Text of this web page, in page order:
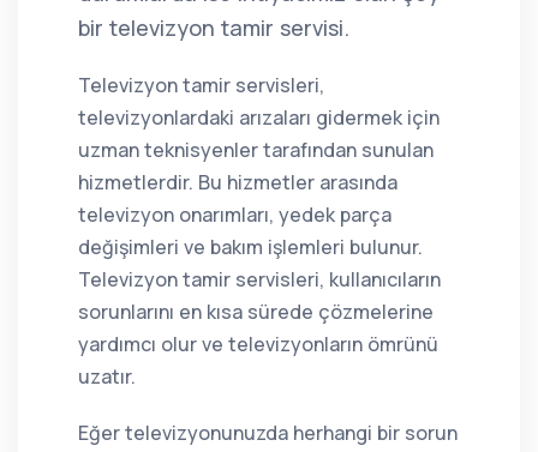
bir televizyon tamir servisi.
Televizyon tamir servisleri,
televizyonlardaki arızaları gidermek için
uzman teknisyenler tarafından sunulan
hizmetlerdir. Bu hizmetler arasında
televizyon onarımları, yedek parça
değişimleri ve bakım işlemleri bulunur.
Televizyon tamir servisleri, kullanıcıların
sorunlarını en kısa sürede çözmelerine
yardımcı olur ve televizyonların ömrünü
uzatır.
Eğer televizyonunuzda herhangi bir sorun